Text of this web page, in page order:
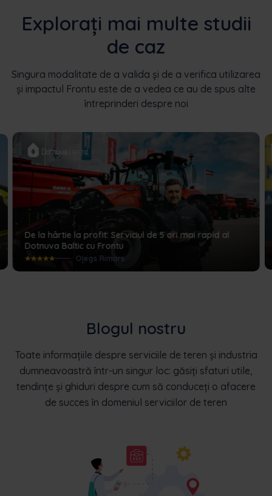
Explorați mai multe studii
de caz
Singura modalitate de a valida și de a verifica utilizarea
și impactul Frontu este de a vedea ce au de spus alte
întreprinderi despre noi
De la hârtie la profit: Serviciul de 5 ori mai rapid al
Dotnuva Baltic cu Frontu
Oļegs Rimars
Blogul nostru
Toate informațiile despre serviciile de teren și industria
dumneavoastră într-un singur loc: găsiți sfaturi utile,
tendințe și ghiduri despre cum să conduceți o afacere
de succes în domeniul serviciilor de teren